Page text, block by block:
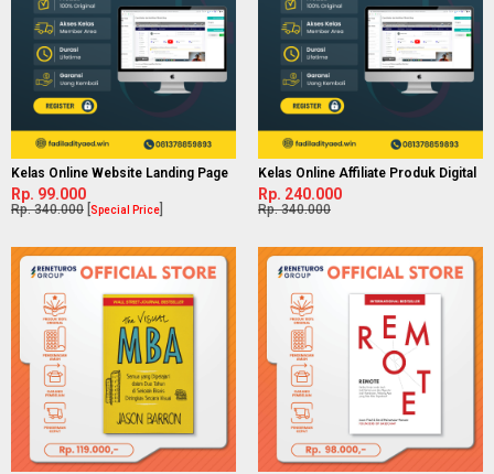
Kelas Online Website Landing Page
Rp. 99.000
Rp. 340.000 [Special Price
Kelas Online Affiliate Produk Digital
Rp. 240.000
Rp. 340.000